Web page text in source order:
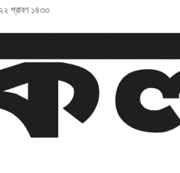
২২ শ্রাবণ ১৪৩৩